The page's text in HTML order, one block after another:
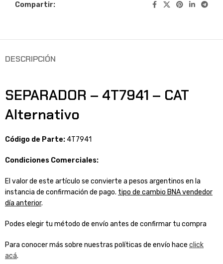
Compartir:
DESCRIPCIÓN
SEPARADOR – 4T7941 – CAT
Alternativo
Código de Parte:4T7941
Condiciones Comerciales:
El valor de este artículo se convierte a pesos argentinos en la
instancia de confirmación de pago. tipo de cambio BNA vendedor
día anterior.
Podes elegir tu método de envío antes de confirmar tu compra
Para conocer más sobre nuestras políticas de envío hace click
acá.